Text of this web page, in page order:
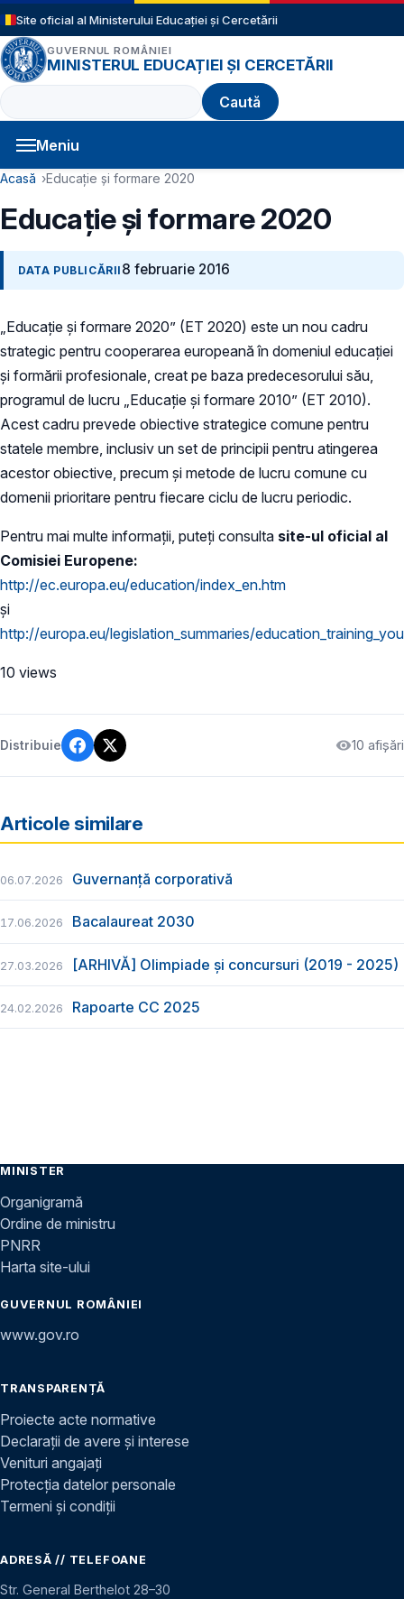
Sari la conținutul principal
Site oficial al Ministerului Educației și Cercetării
GUVERNUL ROMÂNIEI
MINISTERUL EDUCAȚIEI ȘI CERCETĂRII
Caută
Meniu
Navigație principală
Cale de navigare
Acasă Educație și formare 2020
Educație și formare 2020
DATA PUBLICĂRII 8 februarie 2016
„Educaţie şi formare 2020” (ET 2020) este un nou cadru
strategic pentru cooperarea europeană în domeniul educaţiei
şi formării profesionale, creat pe baza predecesorului său,
programul de lucru „Educaţie şi formare 2010” (ET 2010).
Acest cadru prevede obiective strategice comune pentru
statele membre, inclusiv un set de principii pentru atingerea
acestor obiective, precum şi metode de lucru comune cu
domenii prioritare pentru fiecare ciclu de lucru periodic.
Pentru mai multe informații, puteți consulta site-ul oficial al
Comisiei Europene:
http://ec.europa.eu/education/index_en.htm
și
http://europa.eu/legislation_summaries/
10 views
Distribuie 10 afișări
Articole similare
06.07.2026 Guvernanță corporativă
17.06.2026 Bacalaureat 2030
27.03.2026 [ARHIVĂ] Olimpiade și concursuri (2019 - 2025)
24.02.2026 Rapoarte CC 2025
MINISTER
Organigramă
Ordine de ministru
PNRR
Harta site-ului
GUVERNUL ROMÂNIEI
www.gov.ro
TRANSPARENȚĂ
Proiecte acte normative
Declarații de avere și interese
Venituri angajați
Protecția datelor personale
Termeni și condiții
ADRESĂ // TELEFOANE
Str. General Berthelot 28–30